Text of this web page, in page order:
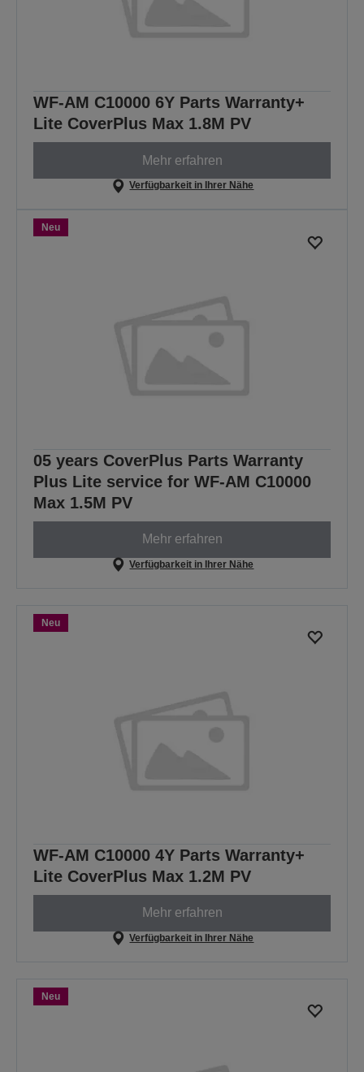
WF-AM C10000 6Y Parts Warranty+
Lite CoverPlus Max 1.8M PV
Mehr erfahren
Verfügbarkeit in Ihrer Nähe
Neu
05 years CoverPlus Parts Warranty
Plus Lite service for WF-AM C10000
Max 1.5M PV
Mehr erfahren
Verfügbarkeit in Ihrer Nähe
Neu
WF-AM C10000 4Y Parts Warranty+
Lite CoverPlus Max 1.2M PV
Mehr erfahren
Verfügbarkeit in Ihrer Nähe
Neu